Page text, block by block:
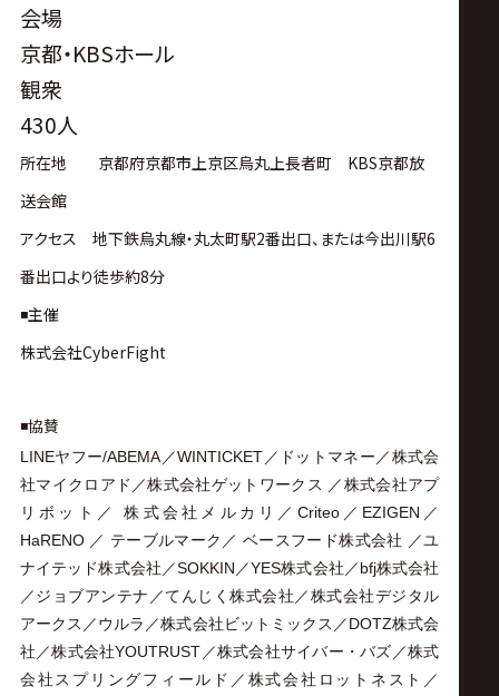
会場
京都・KBSホール
観衆
430人
所在地 京都府京都市上京区烏丸上長者町 KBS京都放
送会館
アクセス 地下鉄烏丸線・丸太町駅2番出口、または今出川駅6
番出口より徒歩約8分
◾️主催
株式会社CyberFight
◾️協賛
LINEヤフー/ABEMA／WINTICKET／ドットマネー／株式会
社マイクロアド／株式会社ゲットワークス ／株式会社アプ
リボット／ 株式会社メルカリ／Criteo／EZIGEN／
HaRENO ／ テーブルマーク／ ベースフード株式会社 ／ユ
ナイテッド株式会社／SOKKIN／YES株式会社／bfj株式会社
／ジョブアンテナ／てんじく株式会社／株式会社デジタル
アークス／ウルラ／株式会社ビットミックス／DOTZ株式会
社／株式会社YOUTRUST／株式会社サイバー・バズ／株式
会社スプリングフィールド／株式会社ロットネスト／